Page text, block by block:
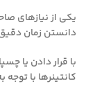
یکی از نیازهای
دانستن زمان
با قرار دادن یا
کانتینرها با